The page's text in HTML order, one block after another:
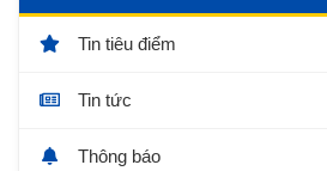
Tin tiêu điểm
Tin tức
Thông báo